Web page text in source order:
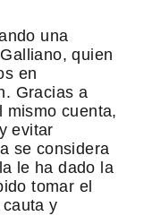
una
quien
en
Gracias a
mismo cuenta,
evitar
se considera
le ha dado la
tomar el
y